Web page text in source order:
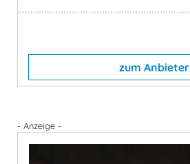
zum Anbieter
- Anzeige -